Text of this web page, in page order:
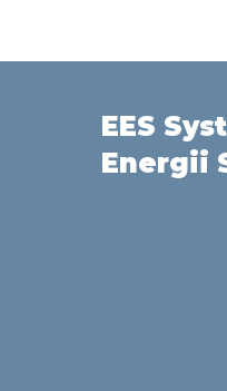
EES
Energii